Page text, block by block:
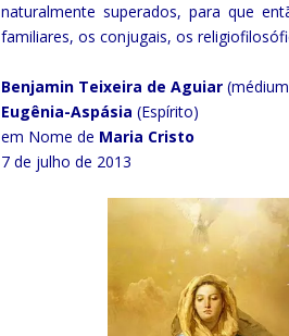
naturalmente superados, para que
familiares, os conjugais, os
Benjamin Teixeira de Aguiar
Eugênia-Aspásia (Espírito)
em Nome de Maria Cristo
7 de julho de 2013